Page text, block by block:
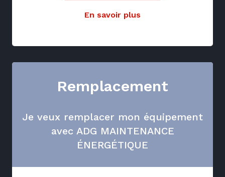
En savoir plus
Remplacement
Je veux remplacer mon équipement
avec ADG MAINTENANCE
ÉNERGÉTIQUE